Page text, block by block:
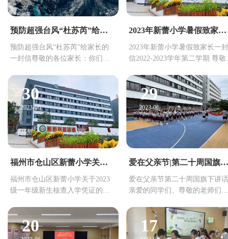
预防超强台风“杜苏芮”给家长的一封信
预防超强台风“杜苏芮”给家长的
一封信尊敬的各位家长：你们
2023年新蕾小学暑假致家长一封信
2023年新蕾小学暑假致家长一封
信2022-2023学年第二学期 尊敬的
30
2023-06
福州市仓山区新蕾小学关于2023级一年级新生核查入学凭证的通知
福州市仓山区新蕾小学关于2023
级一年级新生核查入学凭证的通
29
2023-06
爱在父亲节|第二十周国旗下讲话
爱在父亲节第二十周国旗下讲话
亲爱的同学们、尊敬的老师们：
20 17